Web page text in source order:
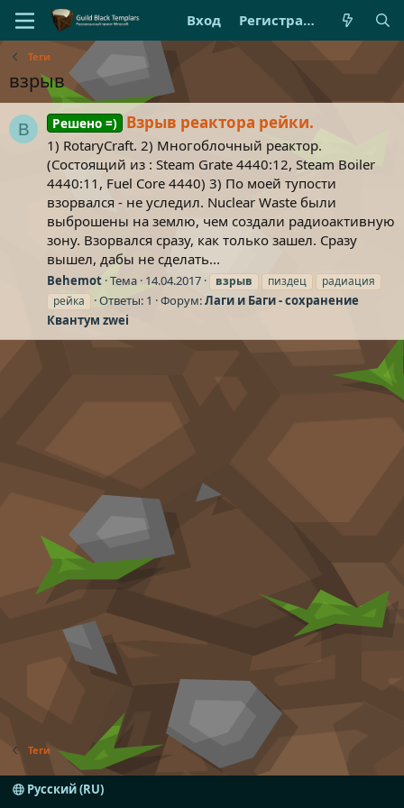
Вход Регистрация
Теги
взрыв
B Решено =) Взрыв реактора рейки.
1) RotaryCraft. 2) Многоблочный реактор.
(Состоящий из : Steam Grate 4440:12, Steam Boiler
4440:11, Fuel Core 4440) 3) По моей тупости
взорвался - не уследил. Nuclear Waste были
выброшены на землю, чем создали радиоактивную
зону. Взорвался сразу, как только зашел. Сразу
вышел, дабы не сделать...
Behemot Тема 14.04.2017 взрыв пиздец
радиация
рейка
Ответы: 1 Форум:Лаги и Баги - сохранение
Квантум zwei
Теги
Русский (RU)